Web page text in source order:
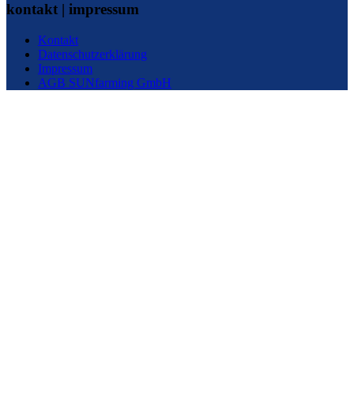
kontakt | impressum
Kontakt
Datenschutzerklärung
Impressum
AGB SUNfarming GmbH